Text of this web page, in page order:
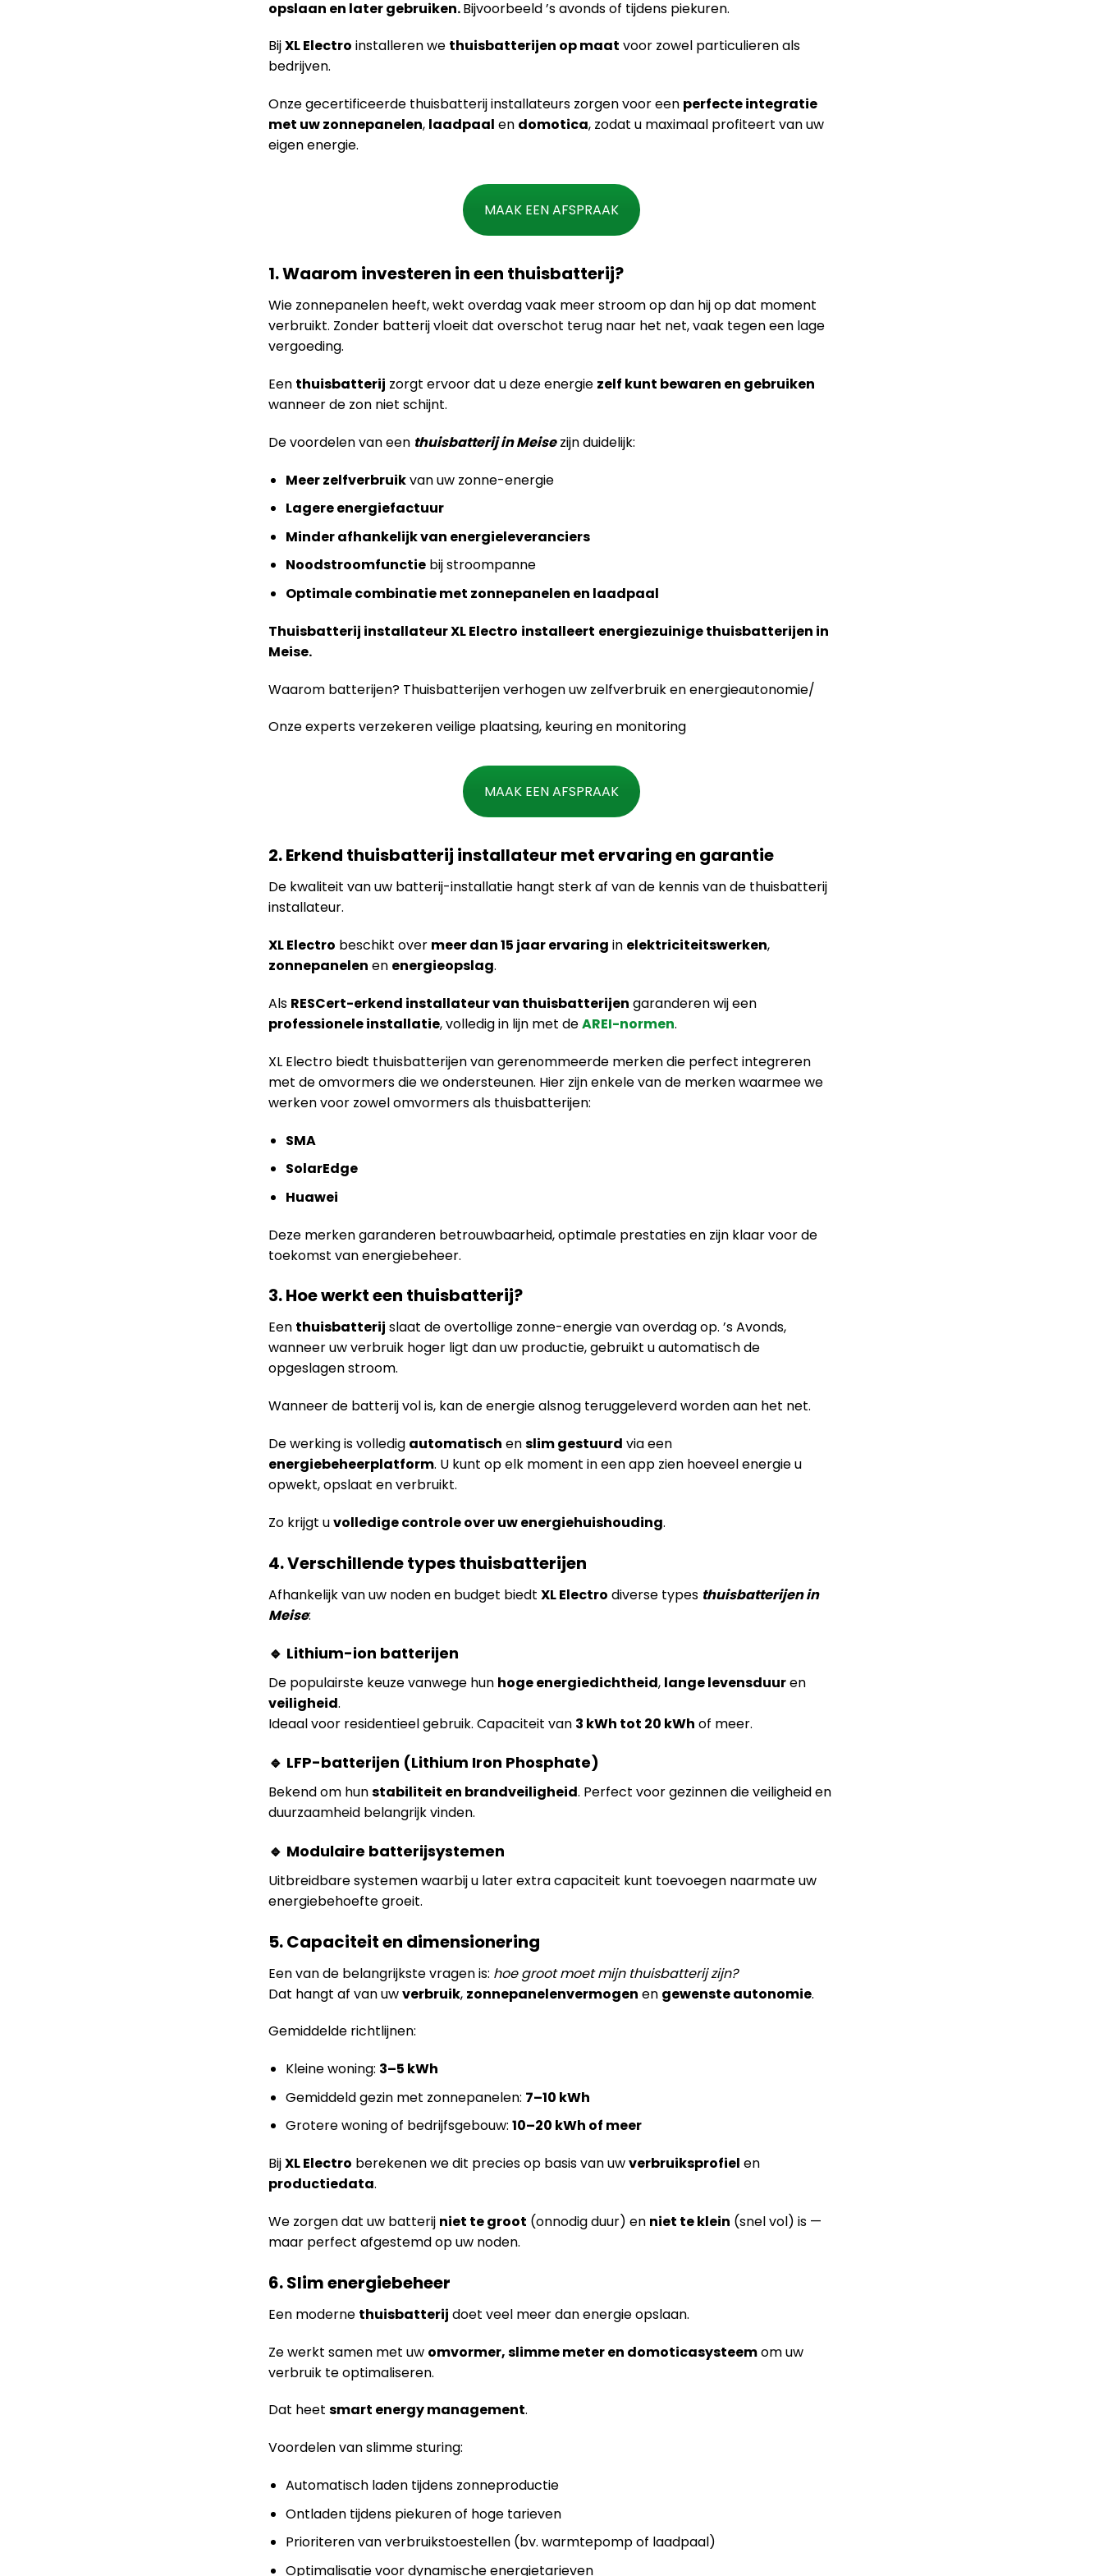
opslaan en later gebruiken.Bijvoorbeeld ’s avonds of tijdens piekuren.
BijXL Electro installeren we thuisbatterijen op maat voor zowel particulieren als
bedrijven.
Onze gecertificeerde thuisbatterij installateurs zorgen voor een perfecte integratie
met uw zonnepanelen, laadpaal en domotica, zodat u maximaal profiteert van uw
eigen energie.
MAAK EEN AFSPRAAK
1. Waarom investeren in een thuisbatterij?
Wie zonnepanelen heeft, wekt overdag vaak meer stroom op dan hij op dat moment
verbruikt. Zonder batterij vloeit dat overschot terug naar het net, vaak tegen een lage
vergoeding.
Een thuisbatterij zorgt ervoor dat u deze energie zelf kunt bewaren en gebruiken
wanneer de zon niet schijnt.
De voordelen van een thuisbatterij in Meisezijn duidelijk:
Meer zelfverbruikvan uw zonne-energie
Lagere energiefactuur
Minder afhankelijk van energieleveranciers
Noodstroomfunctiebij stroompanne
Optimale combinatie met zonnepanelen en laadpaal
Thuisbatterij installateur XL Electro installeert energiezuinige thuisbatterijen in
Meise.
Waarom batterijen? Thuisbatterijen verhogen uw zelfverbruik en energieautonomie/
Onze experts verzekeren veilige plaatsing, keuring en monitoring
MAAK EEN AFSPRAAK
2. Erkend thuisbatterij installateur met ervaring en garantie
De kwaliteit van uw batterij-installatie hangt sterk af van de kennis van de thuisbatterij
installateur.
XL Electro beschikt over meer dan 15 jaar ervaring in elektriciteitswerken,
zonnepanelen en energieopslag.
Als RESCert-erkend installateur van thuisbatterijen garanderen wij een
professionele installatie, volledig in lijn met deAREI-normen.
XL Electro biedt thuisbatterijen van gerenommeerde merken die perfect integreren
met de omvormers die we ondersteunen. Hier zijn enkele van de merken waarmee we
werken voor zowel omvormers als thuisbatterijen:
SMA
SolarEdge
Huawei
Deze merken garanderen betrouwbaarheid, optimale prestaties en zijn klaar voor de
toekomst van energiebeheer.
3. Hoe werkt een thuisbatterij?
Een thuisbatterij slaat de overtollige zonne-energie van overdag op. ’s Avonds,
wanneer uw verbruik hoger ligt dan uw productie, gebruikt u automatisch de
opgeslagen stroom.
Wanneer de batterij vol is, kan de energie alsnog teruggeleverd worden aan het net.
De werking is volledig automatisch enslim gestuurd via een
energiebeheerplatform. U kunt op elk moment in een app zien hoeveel energie u
opwekt, opslaat en verbruikt.
Zo krijgt uvolledige controle over uw energiehuishouding.
4. Verschillende types thuisbatterijen
Afhankelijk van uw noden en budget biedt XL Electro diverse types thuisbatterijen in
Meise:
🔹 Lithium-ion batterijen
De populairste keuze vanwege hun hoge energiedichtheid, lange levensduuren
veiligheid.
Ideaal voor residentieel gebruik. Capaciteit van 3 kWh tot 20 kWh of meer.
🔹 LFP-batterijen (Lithium Iron Phosphate)
Bekend om hunstabiliteit en brandveiligheid. Perfect voor gezinnen die veiligheid en
duurzaamheid belangrijk vinden.
🔹 Modulaire batterijsystemen
Uitbreidbare systemen waarbij u later extra capaciteit kunt toevoegen naarmate uw
energiebehoefte groeit.
5. Capaciteit en dimensionering
Een van de belangrijkste vragen is: hoe groot moet mijn thuisbatterij zijn?
Dat hangt af van uwverbruik, zonnepanelenvermogen en gewenste autonomie.
Gemiddelde richtlijnen:
Kleine woning: 3–5 kWh
Gemiddeld gezin met zonnepanelen: 7–10 kWh
Grotere woning of bedrijfsgebouw: 10–20 kWh of meer
BijXL Electro berekenen we dit precies op basis van uwverbruiksprofiel en
productiedata.
We zorgen dat uw batterij niet te groot (onnodig duur) en niet te klein (snel vol) is —
maar perfect afgestemd op uw noden.
6. Slim energiebeheer
Een moderne thuisbatterij doet veel meer dan energie opslaan.
Ze werkt samen met uw omvormer, slimme meter en domoticasysteemom uw
verbruik te optimaliseren.
Dat heet smart energy management.
Voordelen van slimme sturing:
Automatisch laden tijdens zonneproductie
Ontladen tijdens piekuren of hoge tarieven
Prioriteren van verbruikstoestellen (bv. warmtepomp of laadpaal)
Optimalisatie voor dynamische energietarieven